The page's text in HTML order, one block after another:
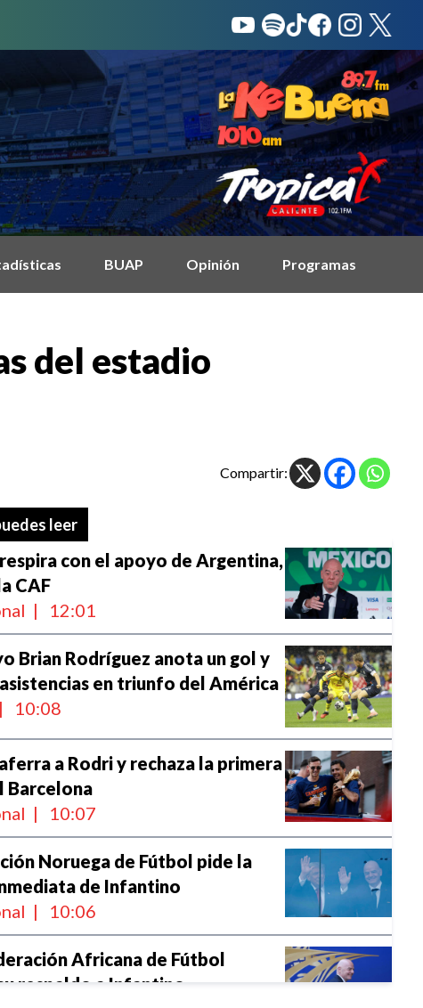
BUAP Opinión Programas
del estadio
Compartir:
leer
con el apoyo de Argentina,
CAF
| 12:01
Brian Rodríguez anota un gol y
en triunfo del América
| 10:08
a Rodri y rechaza la primera
Barcelona
| 10:07
Noruega de Fútbol pide la
de Infantino
| 10:06
Africana de Fútbol
respaldo a Infantino